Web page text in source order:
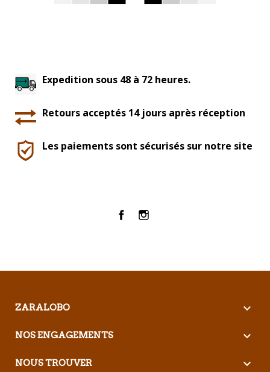
Expedition sous 48 à 72 heures.
Retours acceptés 14 jours après réception
Les paiements sont sécurisés sur notre site
FacebookInstagram
ZARALOBO 
NOS ENGAGEMENTS 
NOUS TROUVER 